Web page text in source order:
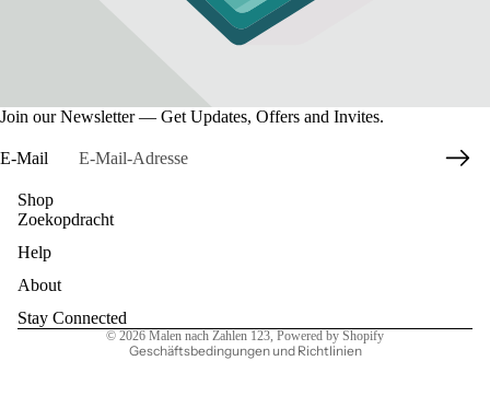
Join our Newsletter — Get Updates, Offers and Invites.
E-Mail
Shop
Zoekopdracht
Help
About
Stay Connected
© 2026 Malen nach Zahlen 123 , Powered by Shopify
Geschäftsbedingungen und Richtlinien
Datenschutzerklärung
Widerrufsrecht
AGB
Kontaktinformationen